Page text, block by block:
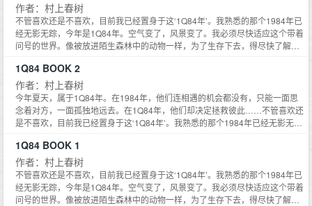
作者：村上春树
不管喜欢还是不喜欢，目前我已经置身于这‘1Q84年’。我熟悉的那个1984年已
经无影无踪，今年是1Q84年。空气变了，风景变了。我必须尽快适应这个带着
问号的世界。像被放进陌生森林中的动物一样，为了生存下去，得尽快了解并
互寻觅对方的故事，并将这个简单故事变成复杂的长篇。我想将这个时代所有
世态立体地写出，成为我独有的综合小说。超越纯文学这一类型，采取多种尝
试。在当今时代的空气中嵌入人类的生命。——村上春树
1Q84 BOOK 2
作者：村上春树
今年夏天，属于1Q84年。在1984年，他们连相遇的机会都没有，只能一面思
念着对方，一面孤独地远去。在1Q84年，他们却决定拯救彼此……不管喜欢还
是不喜欢，目前我已经置身于这‘1Q84年’。我熟悉的那个1984年已经无影无
界。像被放进陌生森林中的动物一样，为了生存下去，得尽快了解并顺应这里
的规则。《1Q84》写一对十岁时相遇后便各奔东西的三十岁男女，相互寻觅对
方的故事，并将这个简单故事变成复杂的长篇。我想将这个时代所有世态立体
地写出，成为我独有的综合小说。超越纯文学这一类型，采取多种尝试。在当
今时代的空气中嵌入人类的生命。——村上春树
1Q84 BOOK 1
作者：村上春树
不管喜欢还是不喜欢，目前我已经置身于这‘1Q84年’。我熟悉的那个1984年已
经无影无踪，今年是1Q84年。空气变了，风景变了。我必须尽快适应这个带着
问号的世界。像被放进陌生森林中的动物一样，为了生存下去，得尽快了解并